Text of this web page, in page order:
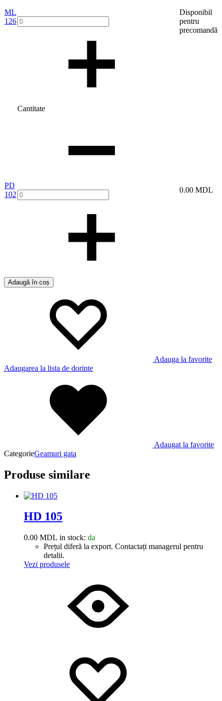
ML
126
Disponibil
pentru
precomandă
PD
102
Cantitate
0.00 MDL
Adaugă în coș
Adauga la favorite
Adaugarea la lista de dorinte
Adaugat la favorite
CategorieGeamuri gata
Produse similare
HD 105
0.00 MDL in stock: da
Prețul diferă la export. Contactați managerul pentru
detalii.
Vezi produsele